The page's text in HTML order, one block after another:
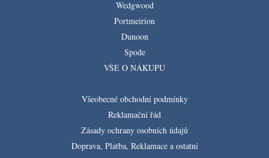
Wedgwood
Portmeirion
Dunoon
Spode
VŠE O NÁKUPU
Všeobecné obchodní podmínky
Reklamační řád
Zásady ochrany osobních údajů
Doprava, Platba, Reklamace a ostatní